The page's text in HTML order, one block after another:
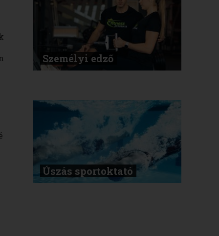
Személyi edző
Úszás sportoktató